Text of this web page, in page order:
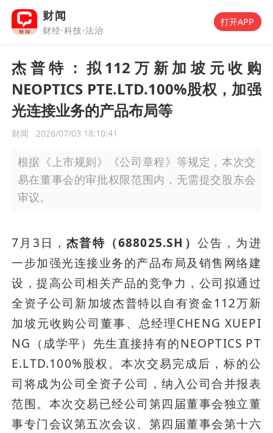
财闻
财经·科技·法治
打开APP
杰普特：拟112万新加坡元收购
NEOPTICS PTE.LTD.100%股权，加强
光连接业务的产品布局等
财闻 2026/07/03 18:10:41
根据《上市规则》《公司章程》等规定，本次交
易在董事会的审批权限范围内，无需提交股东会
审议。
7月3日，杰普特（688025.SH） 公告，为进
一步加强光连接业务的产品布局及销售网络建
设，提高公司相关产品的竞争力，公司拟通过
全资子公司新加坡杰普特以自有资金112万新
加坡元收购公司董事、总经理CHENG XUEPI
NG（成学平）先生直接持有的NEOPTICS PT
E.LTD.100%股权。本次交易完成后，标的公
司将成为公司全资子公司，纳入公司合并报表
范围。本次交易已经公司第四届董事会独立董
事专门会议第五次会议、第四届董事会第十六